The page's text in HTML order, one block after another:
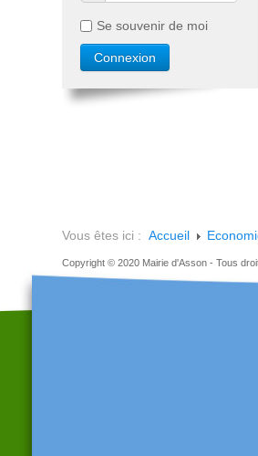
Se souvenir de moi
Vous êtes ici : Accueil
Copyright © 2020 Mairie d'Asson - Tous